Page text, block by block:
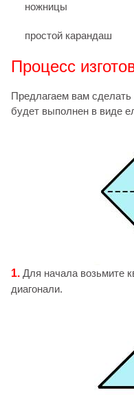
ножницы
простой карандаш
Процесс
Предлагаем вам сделать
будет выполнен в виде
1. Для начала возьмите
диагонали.